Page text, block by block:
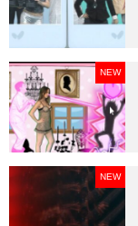
NEW
NEW